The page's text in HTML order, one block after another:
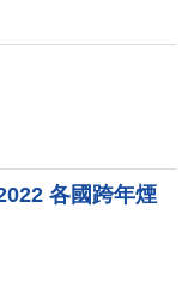
各國跨年煙